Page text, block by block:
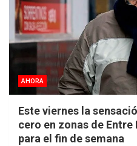
AHORA
Este viernes la
cero en zonas de
para el fin de semana